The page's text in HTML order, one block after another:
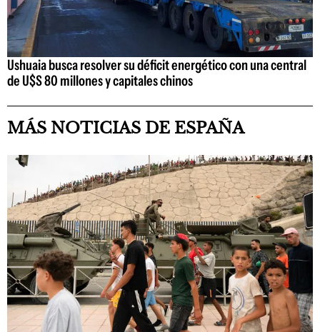
Ushuaia busca resolver su déficit energético con una central
de U$S 80 millones y capitales chinos
MÁS NOTICIAS DE ESPAÑA